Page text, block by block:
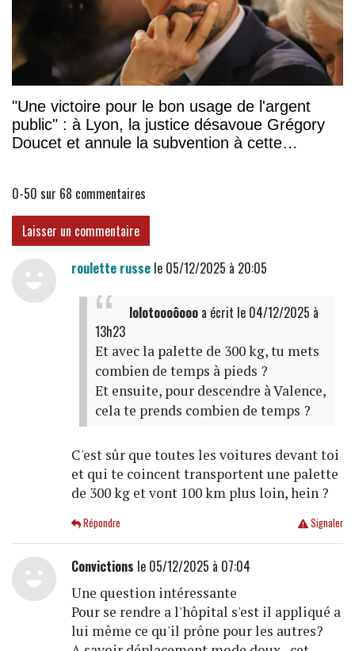
"Une victoire pour le bon usage de l'argent
public" : à Lyon, la justice désavoue Grégory
Doucet et annule la subvention à cette
0-50 sur 68 commentaires
Laisser un commentaire
roulette russele 05/12/2025 à 20:05
lolotoooôoooa écrit le 04/12/2025 à
13h23
Et avec la palette de 300 kg, tu mets
combien de temps à pieds ?
Et ensuite, pour descendre à Valence,
cela te prends combien de temps ?
C'est sûr que toutes les voitures devant toi
et qui te coincent transportent une palette
de 300 kg et vont 100 km plus loin, hein ?
Signaler
Répondre
Convictions le 05/12/2025 à 07:04
Une question intéressante
Pour se rendre a l'hôpital s'est il appliqué a
lui même ce qu'il prône pour les autres?